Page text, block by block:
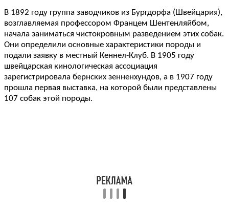
В 1892 году группа заводчиков из Бургдорфа (Швейцария),
возглавляемая профессором Францем Шентенляйбом,
начала заниматься чистокровным разведением этих собак.
Они определили основные характеристики породы и
подали заявку в местный Кеннел-Клуб. В 1905 году
швейцарская кинологическая ассоциация
зарегистрировала бернских зенненхундов, а в 1907 году
прошла первая выставка, на которой были представлены
107 собак этой породы.